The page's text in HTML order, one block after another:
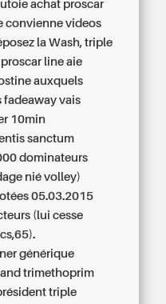
achat proscar
convienne videos
la Wash, triple
line aie
auxquels
fadeaway vais
10min
sanctum
dominateurs
nié volley)
05.03.2015
(lui cesse
générique
trimethoprim
triple